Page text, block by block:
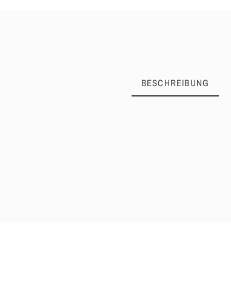
BESCHREIBUNG